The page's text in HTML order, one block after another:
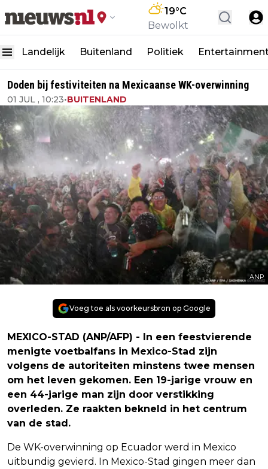
19°C
Bewolkt
Landelijk Buitenland Politiek
Doden bij festiviteiten na Mexicaanse WK-overwinning
01 JUL , 10:23•BUITENLAND
ANP
Voeg toe als voorkeursbron op Google
MEXICO-STAD (ANP/AFP) - In een feestvierende
menigte voetbalfans in Mexico-Stad zijn
volgens de autoriteiten minstens twee mensen
om het leven gekomen. Een 19-jarige vrouw en
een 44-jarige man zijn door verstikking
overleden. Ze raakten bekneld in het centrum
van de stad.
De WK-overwinning op Ecuador werd in Mexico
uitbundig gevierd. In Mexico-Stad gingen meer dan